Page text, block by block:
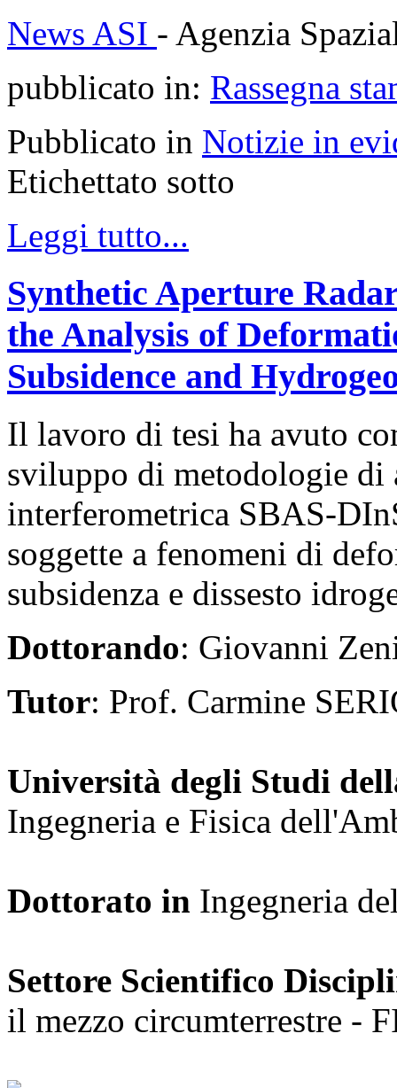
News ASI - Agenzia
pubblicato in: Rassegna
Pubblicato in Notizie in
Etichettato sotto
Leggi tutto...
Synthetic Aperture
the Analysis of
Subsidence and
Il lavoro di tesi ha avuto
sviluppo di metodologie di
interferometrica SBAS-
soggette a fenomeni di
subsidenza e dissesto
Dottorando: Giovanni
Tutor: Prof. Carmine
Università degli Studi
Ingegneria e Fisica
Dottorato in Ingegneria
Settore Scientifico
il mezzo circumterrestre -